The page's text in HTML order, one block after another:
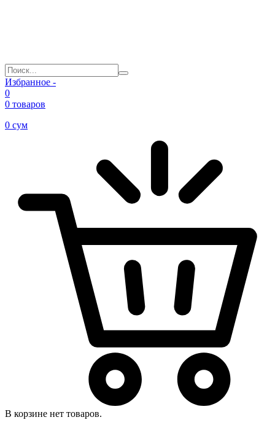
Избранное -
0
0 товаров
0 сум
В корзине нет товаров.